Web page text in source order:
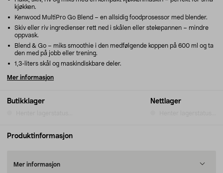
Butikklager Nettlager
kjøkken.
Kenwood MultiPro Go Blend – en allsidig foodprosessor med blender.
Skiv eller riv ingredienser rett ned i skålen eller stekepannen – mindre
oppvask.
Blend & Go – miks smoothie i den medfølgende koppen på 600 ml og ta
den med på jobb eller trening.
1,3-liters skål og maskindiskbare deler.
Mer informasjon
Produktinformasjon
Mer informasjon